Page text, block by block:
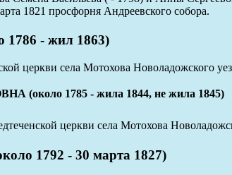
1821 просфорня Андреевского собора.
- жил 1863)
церкви села Мотохова Новоладожского
1785 - жила 1844, не жила 1845)
церкви села Мотохова
1792 - 30 марта 1827)